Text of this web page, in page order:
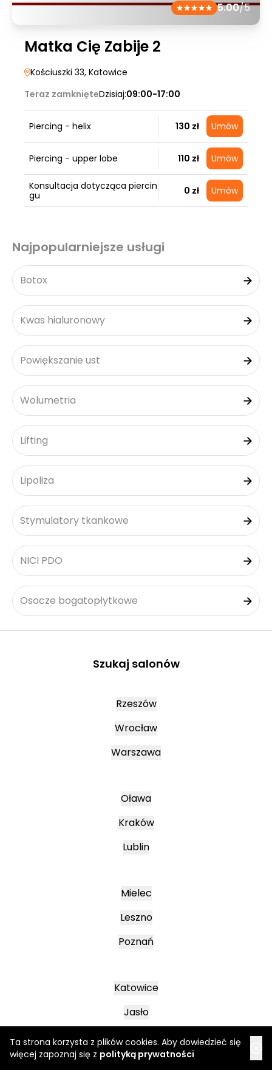
Ta strona korzysta z plików cookies. Aby dowiedzieć się
więcej zapoznaj się z polityką prywatności
5.00/5
Matka Cię Zabije 2
Kościuszki 33, Katowice
Teraz zamknięteDzisiaj:09:00-17:00
Piercing - helix 130 zł Umów
Piercing - upper lobe 110 zł Umów
Konsultacja dotycząca piercin
gu
0 zł Umów
Najpopularniejsze usługi
Botox
Kwas hialuronowy
Powiększanie ust
Wolumetria
Lifting
Lipoliza
Stymulatory tkankowe
NICI PDO
Osocze bogatopłytkowe
Szukaj salonów
Rzeszów
Wrocław
Warszawa
Oława
Kraków
Lublin
Mielec
Leszno
Poznań
Katowice
Jasło
Wałbrzych